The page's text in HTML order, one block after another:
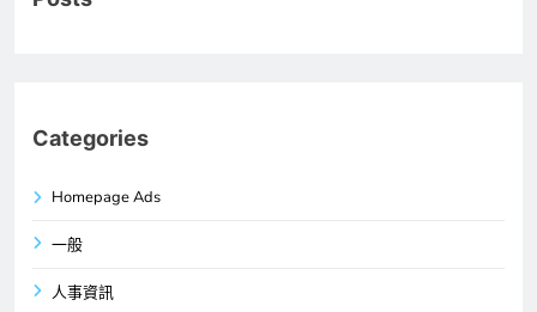
Categories
Homepage Ads
一般
人事資訊